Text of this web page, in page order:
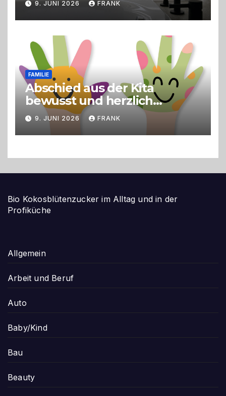
9. JUNI 2026 FRANK
FAMILIE
Abschied aus der Kita
bewusst und herzlich
gestalten
9. JUNI 2026 FRANK
Bio Kokosblütenzucker im Alltag und in der
Profiküche
Allgemein
Arbeit und Beruf
Auto
Baby/Kind
Bau
Beauty